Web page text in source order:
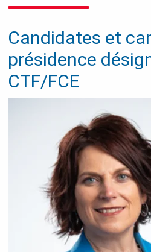
Candidates et
présidence
CTF/FCE